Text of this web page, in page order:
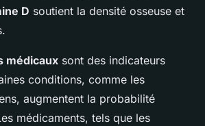
D soutient la densité osseuse et
médicaux sont des indicateurs
conditions, comme les
augmentent la probabilité
médicaments, tels que les